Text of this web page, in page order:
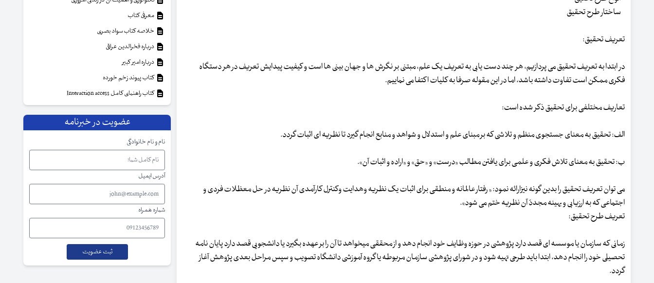
ساختار طرح تحقیق
تعریف تحقیق:
در ابتدا به تعریف تحقیق می پردازیم، هر چند دست یابی به تعریف یک علم، مبتنی بر نگرش ها و جهان بینی ها است و کیفیت پیدایش تعریف در هر دستگاه
فکری ممکن است تفاوت داشته باشد، اما در این مقوله صرفا به کلیات اکتفا می نماییم.
تعاریف مختلفی برای تحقیق ذکر شده است:
الف: تحقیق به معنای جستجوی منظم و تلاشی که بر مبنای علم و استدلال و شواهد و منابع انجام گیرد تا نظریه ای اثبات گردد.
ب: تحقیق به معنای تلاش فکری و علمی برای یافتن مطالب «درست» و «حق» و «اراده و اثبات آن».
می توان تعریف تحقیق را بدین گونه نیزارائه نمود: « رفتار عالمانه و منطقی برای اثبات یک نظریه وهدایت وکنترل کارآمدی آن نظریه در حل معظلات فردی و
اجتماعی که به ارزیابی و بهینه مجددّ آن نظریه ختم می شود».
تعریف طرح تحقیق:
زمانی که سازمان یا موسسه ای قصد دارد پژوهشی در حوزه وظایف خود انجام دهد و از محققی میخواهد تا آن را بر عهده بگیرد یا دانشجویی قصد دارد پایان نامه
تحصیلی خود را انجام دهد، ابتدا باید طرحی تهیه شود و در شورای پژوهشی سازمان مربوطه یا گروه آموزشی دانشگاه تصویب و سپس مراحل بعدی پژوهش آغاز
گردد.
معرفی کتاب
خلاصه کتاب سواد بصری
درباره فخرالدین عراقی
درباره امیر کبیر
کتاب پیوند زخم خورده
کتاب راهنمای کامل Interaction access
عضویت در خبرنامه
نام و نام خانوادگی
آدرس ایمیل
شماره همراه